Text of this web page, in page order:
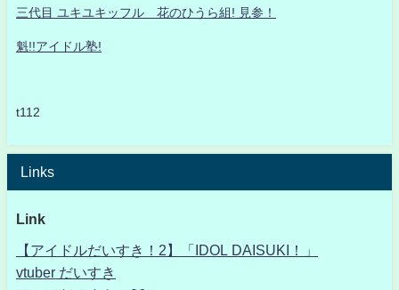
三代目 ユキユキッフル 花のひうら組! 見参！
魁!!アイドル塾!
t112
Links
Link
【アイドルだいすき！2】「IDOL DAISUKI！」
vtuber だいすき